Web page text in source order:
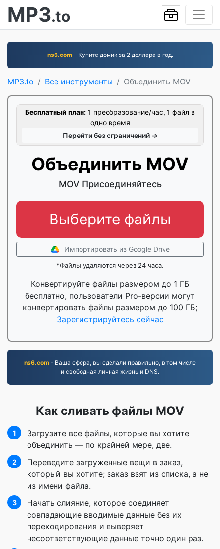
MP3.to
ns6.com- Купите домик за 2 доллара в год.
MP3.to Все инструменты Объединить MOV
Бесплатный план: 1 преобразование/час, 1 файл в
одно время
Перейти без ограничений →
Объединить MOV
MOV Присоединяйтесь
Выберите файлы
Импортировать из Google Drive
*Файлы удаляются через 24 часа.
Конвертируйте файлы размером до 1 ГБ
бесплатно, пользователи Pro-версии могут
конвертировать файлы размером до 100 ГБ;
Зарегистрируйтесь сейчас
ns6.com - Ваша сфера, вы сделали правильно, в том числе
и свободная личная жизнь и DNS.
Как сливать файлы MOV
1
Загрузите все файлы, которые вы хотите
объединить — по крайней мере, две.
2
Переведите загруженные вещи в заказ,
который вы хотите; заказ взят из списка, а не
из имени файла.
3
Начать слияние, которое соединяет
совпадающие вводимые данные без их
перекодирования и выверяет
несоответствующие данные точно один раз.